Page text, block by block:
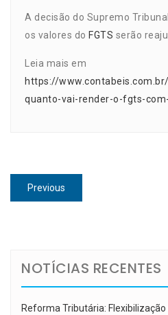
A decisão do Supremo
os valores do FGTS serão
Leia mais em
https://
quanto-vai-render-o-fgts-
Navegação
de
Previous
post:
NOTÍCIAS RECENTES
Reforma Tributária: Flexibilização